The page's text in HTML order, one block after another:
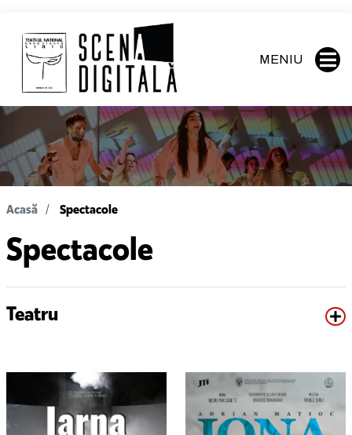
MENIU
Acasă Spectacole
Spectacole
Teatru